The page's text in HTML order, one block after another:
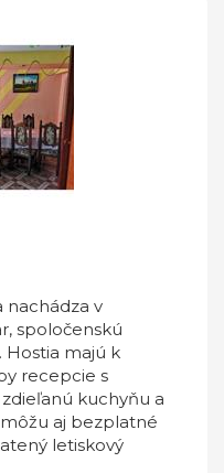
nachádza v
spoločenskú
Hostia majú k
recepcie s
kuchyňu a
aj bezplatné
letiskový